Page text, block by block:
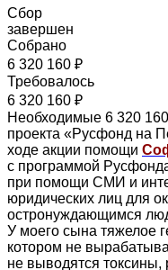
Сбор
завершен
Собрано
6 320 160 ₽
Требовалось
6 320 160 ₽
Необходимые 6 320 160
проекта «Русфонд на
ходе акции помощи
с программой
при помощи СМИ и
юридических лиц для
остронуждающимся
У моего сына тяжелое
котором не
не выводятся